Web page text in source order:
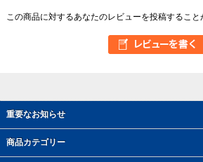
重要なお知らせ
商品カテゴリー
この商品に対するあなたのレビューを投稿すること